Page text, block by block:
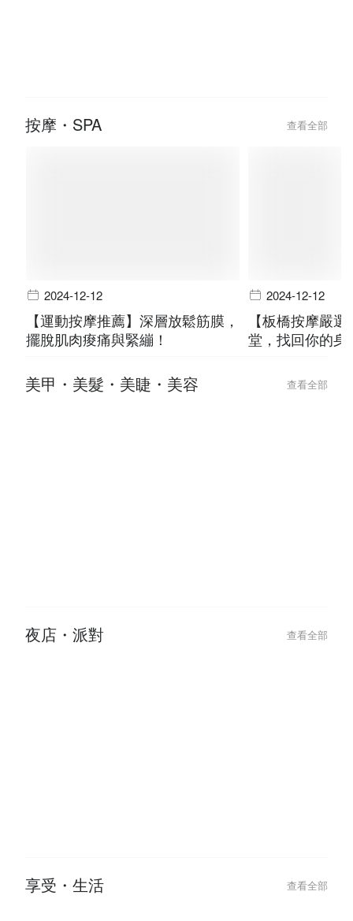
按摩・SPA 查看全部
2024-12-12
【運動按摩推薦】深層放鬆筋膜，
擺脫肌肉痠痛與緊繃！
2024-12-12
【板橋按摩嚴
堂，找回你的身
美甲・美髮・美睫・美容 查看全部
夜店・派對 查看全部
享受・生活 查看全部